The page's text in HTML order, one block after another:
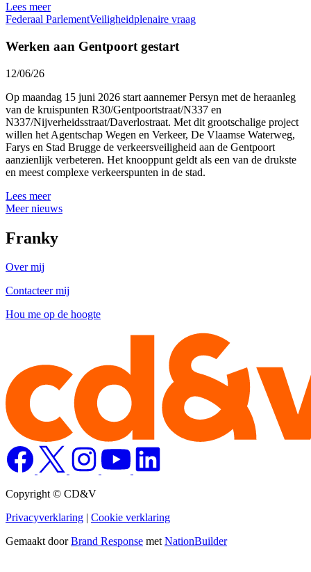
Lees meer
Federaal ParlementVeiligheidplenaire vraag
Werken aan Gentpoort gestart
12/06/26
Op maandag 15 juni 2026 start aannemer Persyn met de heraanleg
van de kruispunten R30/Gentpoortstraat/N337 en
N337/Nijverheidsstraat/Daverlostraat. Met dit grootschalige project
willen het Agentschap Wegen en Verkeer, De Vlaamse Waterweg,
Farys en Stad Brugge de verkeersveiligheid aan de Gentpoort
aanzienlijk verbeteren. Het knooppunt geldt als een van de drukste
en meest complexe verkeerspunten in de stad.
Lees meer
Meer nieuws
Franky
Over mij
Contacteer mij
Hou me op de hoogte
Copyright © CD&V
Privacyverklaring | Cookie verklaring
Gemaakt doorBrand Response metNationBuilder